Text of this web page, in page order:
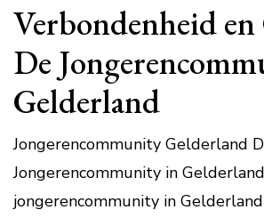
Verbondenheid en
De
Gelderland
Jongerencommunity Gelderland
Jongerencommunity in
jongerencommunity in